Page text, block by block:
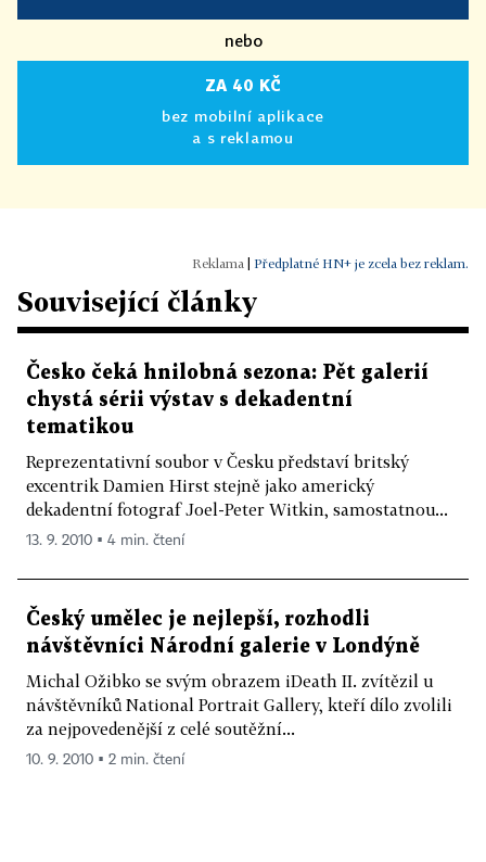
nebo
ZA 40 KČ
bez mobilní aplikace
a s reklamou
Předplatné HN+ je zcela bez reklam.
Související články
Česko čeká hnilobná sezona: Pět galerií
chystá sérii výstav s dekadentní
tematikou
Reprezentativní soubor v Česku představí britský
excentrik Damien Hirst stejně jako americký
dekadentní fotograf Joel-Peter Witkin, samostatnou...
13. 9. 2010 ▪ 4 min. čtení
Český umělec je nejlepší, rozhodli
návštěvníci Národní galerie v Londýně
Michal Ožibko se svým obrazem iDeath II. zvítězil u
návštěvníků National Portrait Gallery, kteří dílo zvolili
za nejpovedenější z celé soutěžní...
10. 9. 2010 ▪ 2 min. čtení